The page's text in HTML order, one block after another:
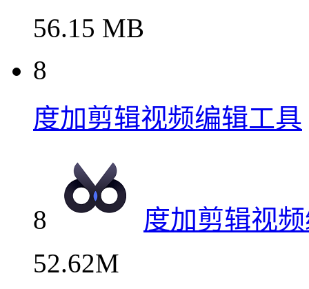
56.15 MB
8
度加剪辑视频编辑工具
8
度加剪辑视
52.62M